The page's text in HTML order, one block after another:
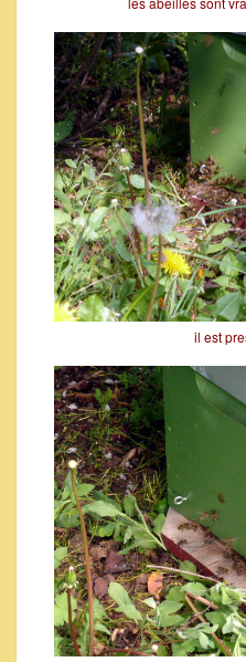
il est